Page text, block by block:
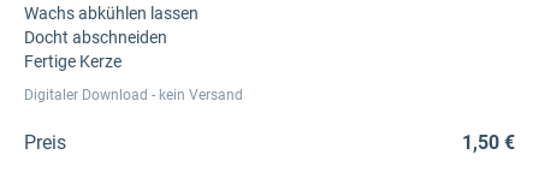
Wachs abkühlen lassen
Docht abschneiden
Fertige Kerze
Digitaler Download - kein Versand
Preis 1,50 €